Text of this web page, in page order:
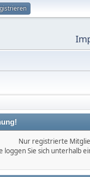
Nur registrierte
loggen Sie sich unterhalb